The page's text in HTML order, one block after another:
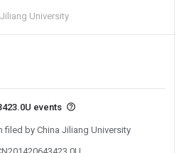
University
events
filed by China Jiliang University